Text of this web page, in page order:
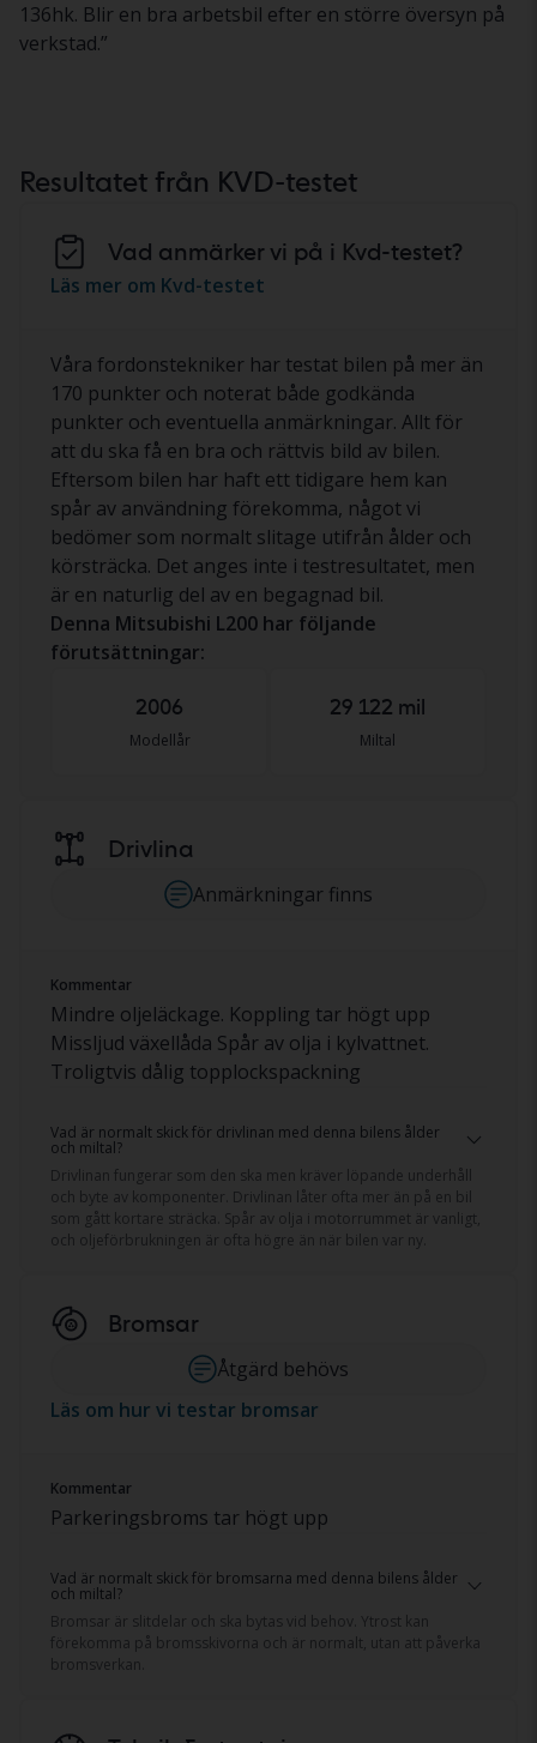
136hk. Blir en bra arbetsbil efter en större översyn på
verkstad.”
Resultatet från KVD-testet
Vad anmärker vi på i Kvd-testet?
Läs mer om Kvd-testet
Våra fordonstekniker har testat bilen på mer än
170 punkter och noterat både godkända
punkter och eventuella anmärkningar. Allt för
att du ska få en bra och rättvis bild av bilen.
Eftersom bilen har haft ett tidigare hem kan
spår av användning förekomma, något vi
bedömer som normalt slitage utifrån ålder och
körsträcka. Det anges inte i testresultatet, men
är en naturlig del av en begagnad bil.
Denna Mitsubishi L200 har följande
förutsättningar:
2006
Modellår
29 122 mil
Miltal
Drivlina
Anmärkningar finns
Kommentar
Mindre oljeläckage. Koppling tar högt upp
Missljud växellåda Spår av olja i kylvattnet.
Troligtvis dålig topplockspackning
Vad är normalt skick för drivlinan med denna bilens ålder
och miltal?
Drivlinan fungerar som den ska men kräver löpande underhåll
och byte av komponenter. Drivlinan låter ofta mer än på en bil
som gått kortare sträcka. Spår av olja i motorrummet är vanligt,
och oljeförbrukningen är ofta högre än när bilen var ny.
Bromsar
Åtgärd behövs
Läs om hur vi testar bromsar
Kommentar
Parkeringsbroms tar högt upp
Vad är normalt skick för bromsarna med denna bilens ålder
och miltal?
Bromsar är slitdelar och ska bytas vid behov. Ytrost kan
förekomma på bromsskivorna och är normalt, utan att påverka
bromsverkan.